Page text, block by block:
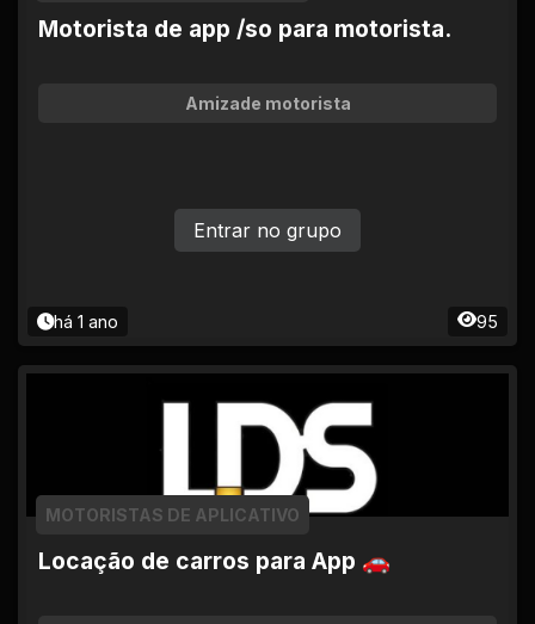
Motorista de app /so para motorista.
Amizade motorista
há 1 ano 95
Entrar no grupo
Locação de carros para App 🚗
MOTORISTAS DE APLICATIVO